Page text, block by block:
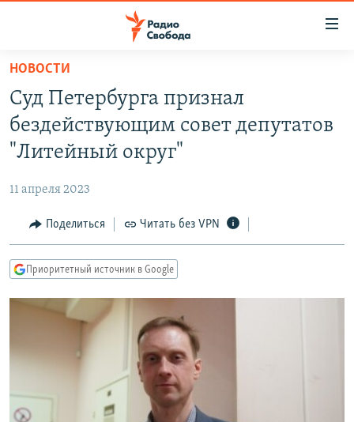
упрощенного
доступа
Вернуться
основному
Вернутся
Вернутся
ПОДКАСТЫ
АВТОРСКИЕ ПРОЕКТЫ
МНЕНИЯ
КУЛЬТУРА
КАВКАЗ.РЕАЛИИ
СЕВЕР.РЕАЛИИ
СИБИРЬ.РЕАЛИИ
РАСПИСАНИЕ ВЕЩАНИЯ
ПОДПИШИТЕСЬ НА РАССЫЛКУ
НОВОСТИ
Суд Петербурга признал
бездействующим совет депутатов
"Литейный округ"
11 апреля 2023
Поделиться Читать без VPN
Приоритетный источник в Google